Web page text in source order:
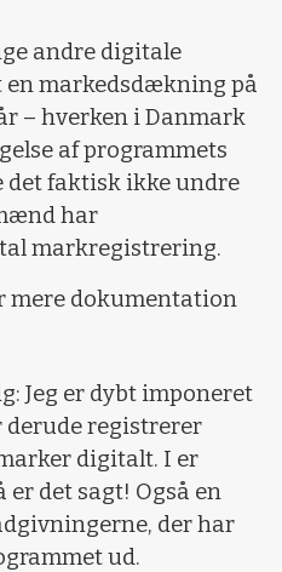
andre digitale
markedsdækning på
– hverken i Danmark
af programmets
det faktisk ikke undre
har
markregistrering.
mere dokumentation
Jeg er dybt imponeret
derude registrerer
digitalt. I er
er det sagt! Også en
der har
ud.